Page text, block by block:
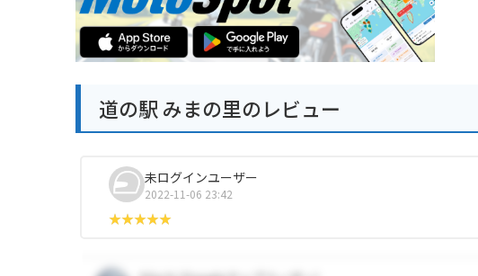
道の駅 みまの里のレビュー
未ログインユーザー
2022-11-06 23:42